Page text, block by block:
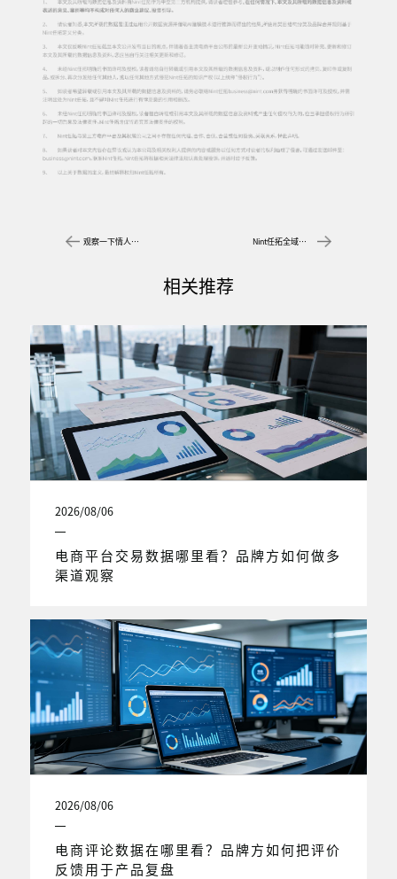
观察一下情人节热门礼品 Nint任拓全域电商数据，破解经营挑战
相关推荐
2026/08/06
电商平台交易数据哪里看？品牌方如何做多
渠道观察
2026/08/06
电商评论数据在哪里看？品牌方如何把评价
反馈用于产品复盘